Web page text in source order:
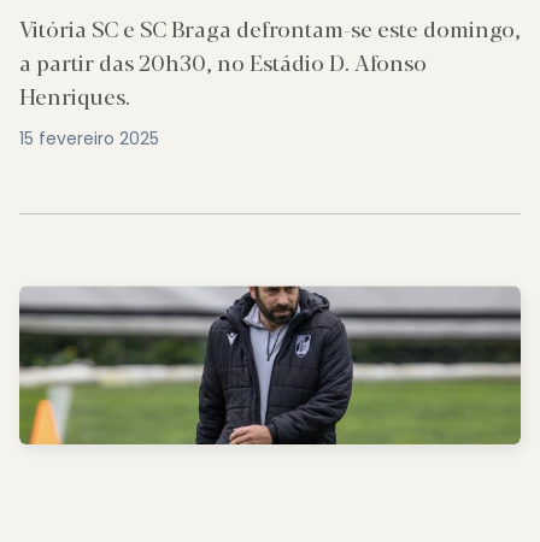
Vitória SC e SC Braga defrontam-se este domingo,
a partir das 20h30, no Estádio D. Afonso
Henriques.
15 fevereiro 2025